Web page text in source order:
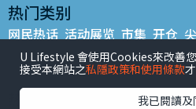
热门类别
网民热话 活动展览 市集 开仓
铜锣湾好去处 元朗好去处 荃湾
餐厅情报 户外郊游
热门标签
U Lifestyle 會使用Cookies來改善
接受本網站之私隱政策和使用條款
我已閱讀及